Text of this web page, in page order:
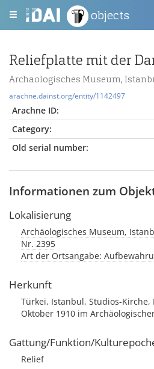
objects
Archäologisches Museum,
arachne.dainst.org/entity/1142497
Arachne ID:
Category:
Old serial number:
Informationen zum
Lokalisierung
Archäologisches Museum,
Nr. 2395
Art der Ortsangabe:
Herkunft
Türkei, Istanbul, Studios-Kirche,
Oktober 1910 im
Gattung/Funktion/
Relief